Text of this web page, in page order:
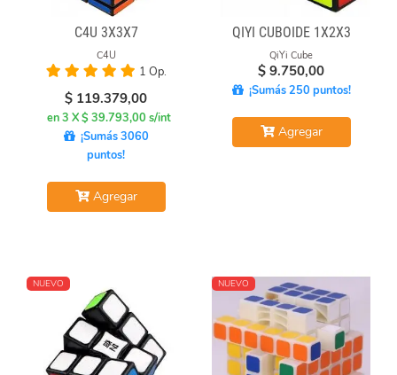
C4U 3X3X7
C4U
1 Op.
$ 119.379,00
en 3 X $ 39.793,00 s/int
¡Sumás 3060
puntos!
Agregar
QIYI CUBOIDE 1X2X3
QiYi Cube
$ 9.750,00
¡Sumás 250 puntos!
Agregar
NUEVO NUEVO